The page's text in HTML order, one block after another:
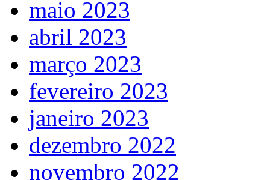
maio 2023
abril 2023
março 2023
fevereiro 2023
janeiro 2023
dezembro 2022
novembro 2022